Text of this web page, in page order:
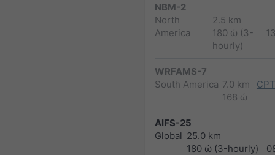
NBM-2
North
America
2.5 km
180 ώ (3-
hourly)
WRFAMS-7
South America 7.0 km
168 ώ
AIFS-25
Global 25.0 km
180 ώ (3-hourly)